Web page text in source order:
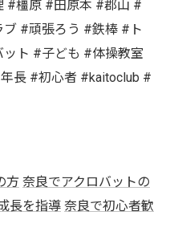
#橿原 #田原本 #郡山 #
#頑張ろう #鉄棒 #ト
ト #子ども #体操教室
長 #初心者 #kaitoclub #
方 奈良でアクロバットの
長を指導 奈良で初心者歓